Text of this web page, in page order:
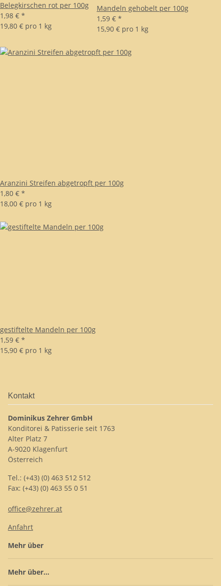
Belegkirschen rot per 100g
1,98 € *
19,80 € pro 1 kg
Mandeln gehobelt per 100g
1,59 € *
15,90 € pro 1 kg
Aranzini Streifen abgetropft per 100g
1,80 € *
18,00 € pro 1 kg
gestiftelte Mandeln per 100g
1,59 € *
15,90 € pro 1 kg
Kontakt
Dominikus Zehrer GmbH
Konditorei & Patisserie seit 1763
Alter Platz 7
A-9020 Klagenfurt
Österreich
Tel.: (+43) (0) 463 512 512
Fax: (+43) (0) 463 55 0 51
office@zehrer.at
Anfahrt
Mehr über
Mehr über...